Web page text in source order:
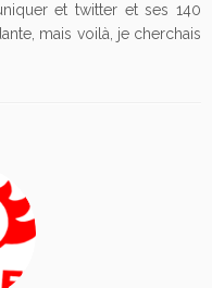
et twitter et ses 140
mais voilà, je cherchais